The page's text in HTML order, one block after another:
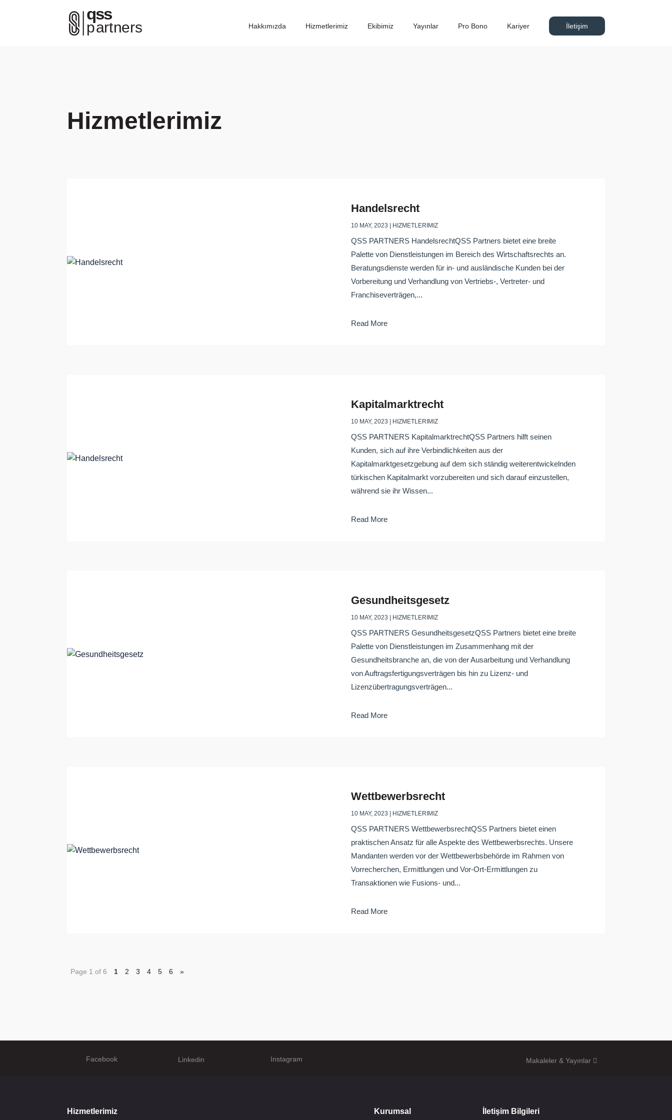
Hakkımızda Hizmetlerimiz Ekibimiz Yayınlar Pro Bono Kariyer İletişim
Hizmetlerimiz
Handelsrecht
10 MAY, 2023 HIZMETLERIMIZ
QSS PARTNERS HandelsrechtQSS Partners bietet eine breite
Palette von Dienstleistungen im Bereich des Wirtschaftsrechts an.
Beratungsdienste werden für in- und ausländische Kunden bei der
Vorbereitung und Verhandlung von Vertriebs-, Vertreter- und
Franchiseverträgen,...
Read More
Kapitalmarktrecht
10 MAY, 2023 HIZMETLERIMIZ
QSS PARTNERS KapitalmarktrechtQSS Partners hilft seinen
Kunden, sich auf ihre Verbindlichkeiten aus der
Kapitalmarktgesetzgebung auf dem sich ständig weiterentwickelnden
türkischen Kapitalmarkt vorzubereiten und sich darauf einzustellen,
während sie ihr Wissen...
Read More
Gesundheitsgesetz
10 MAY, 2023 HIZMETLERIMIZ
QSS PARTNERS GesundheitsgesetzQSS Partners bietet eine breite
Palette von Dienstleistungen im Zusammenhang mit der
Gesundheitsbranche an, die von der Ausarbeitung und Verhandlung
von Auftragsfertigungsverträgen bis hin zu Lizenz- und
Lizenzübertragungsverträgen...
Read More
Wettbewerbsrecht
10 MAY, 2023 HIZMETLERIMIZ
QSS PARTNERS WettbewerbsrechtQSS Partners bietet einen
praktischen Ansatz für alle Aspekte des Wettbewerbsrechts. Unsere
Mandanten werden vor der Wettbewerbsbehörde im Rahmen von
Vorrecherchen, Ermittlungen und Vor-Ort-Ermittlungen zu
Transaktionen wie Fusions- und...
Read More
Page 1 of 6 1 2 3 4 5 6 »
Facebook Linkedin Instagram Makaleler & Yayınlar
Hizmetlerimiz Kurumsal İletişim Bilgileri